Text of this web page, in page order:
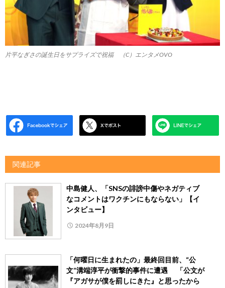
片平なぎさの誕生日をサプライズで祝福 （C）エンタメOVO
関連記事
中島健人、「SNSの誹謗中傷やネガティブ
なコメントはワクチンにもならない」【イ
ンタビュー】
2024年8月9日
「何曜日に生まれたの」最終回目前、“公
文”溝端淳平が衝撃的事件に遭遇 「公文が
『アガサが僕を罰しにきた』と思ったから